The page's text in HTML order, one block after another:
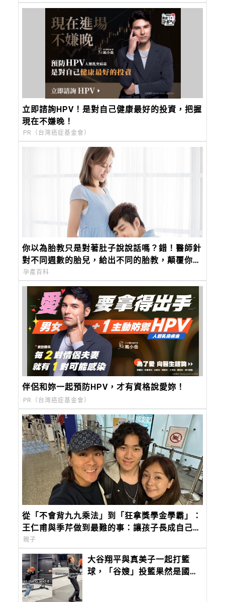
立即諮詢HPV！是對自己健康最好的投資，把握
現在不嫌晚！
PR（台灣癌症基金會）
你以為胎教只是對著肚子說說話嗎？錯！醫師針
對不同週數的胎兒，給出不同的胎教，顛覆你對
胎教的觀念
孕產百科
伴侶和妳一起預防HPV，才有資格說愛妳！
PR（台灣癌症基金會）
從「不會背九九乘法」到「狂拿獎學金學霸」：
王仁甫與季芹做到最難的事：讓孩子長成自己的
樣子
親子
大谷翔平與真美子一起打籃
球，「谷嫂」投籃果然是國手